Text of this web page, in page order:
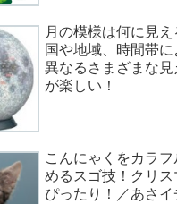
月の模様は何に見え
国や地域、時間帯に
異なるさまざまな見
が楽しい！
こんにゃくをカラフ
めるスゴ技！クリス
ぴったり！／あさイ